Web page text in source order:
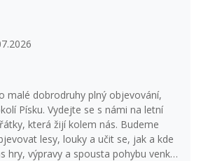
malé dobrodruhy plný objevování,
Písku. Vydejte se s námi na letní
která žijí kolem nás. Budeme
lesy, louky a učit se, jak a kde
hry, výpravy a spousta pohybu venku.